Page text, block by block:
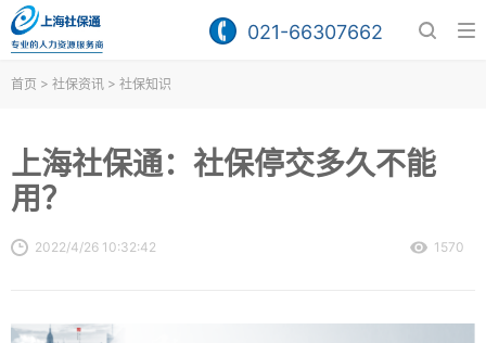
021-66307662
首页 > 社保资讯 > 社保知识
上海社保通：社保停交多久不能
用？
2022/4/26 10:32:42 1570